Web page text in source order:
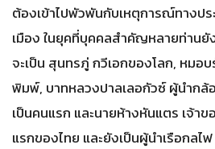
ต้องเข้าไปพัวพันกับเหตุการณ์ทางป
เมือง ในยุคที่บุคคลสำคัญหลายท่านยั
จะเป็น สุนทรภู่ กวีเอกของโลก, หมอ
พิมพ์, บาทหลวงปาลเลอกัวซ์ ผู้นำกล้อ
เป็นคนแรก และนายห้างหันแตร เจ้า
แรกของไทย และยังเป็นผู้นำเรือกลไฟ